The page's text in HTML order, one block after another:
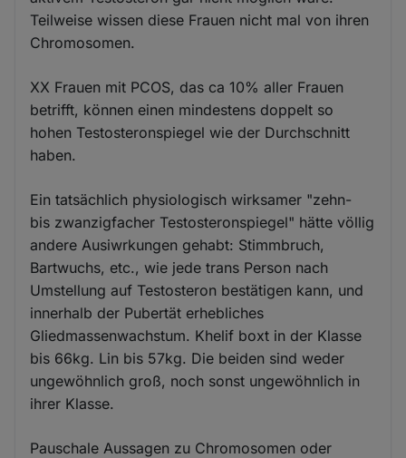
Teilweise wissen diese Frauen nicht mal von ihren
Chromosomen.
XX Frauen mit PCOS, das ca 10% aller Frauen
betrifft, können einen mindestens doppelt so
hohen Testosteronspiegel wie der Durchschnitt
haben.
Ein tatsächlich physiologisch wirksamer "zehn-
bis zwanzigfacher Testosteronspiegel" hätte völlig
andere Ausiwrkungen gehabt: Stimmbruch,
Bartwuchs, etc., wie jede trans Person nach
Umstellung auf Testosteron bestätigen kann, und
innerhalb der Pubertät erhebliches
Gliedmassenwachstum. Khelif boxt in der Klasse
bis 66kg. Lin bis 57kg. Die beiden sind weder
ungewöhnlich groß, noch sonst ungewöhnlich in
ihrer Klasse.
Pauschale Aussagen zu Chromosomen oder